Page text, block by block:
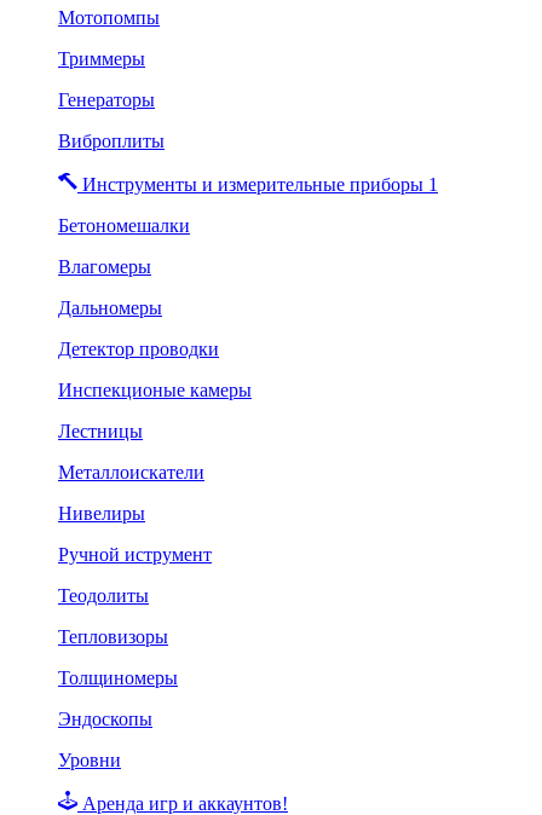
Мотопомпы
Триммеры
Генераторы
Виброплиты
Инструменты и измерительные приборы 1
Бетономешалки
Влагомеры
Дальномеры
Детектор проводки
Инспекционые камеры
Лестницы
Металлоискатели
Нивелиры
Ручной иструмент
Теодолиты
Тепловизоры
Толщиномеры
Эндоскопы
Уровни
Аренда игр и аккаунтов!